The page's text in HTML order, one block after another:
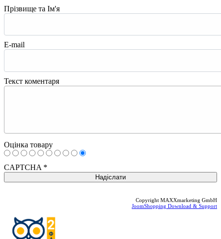
Прізвище та Ім'я
E-mail
Текст коментаря
Оцінка товару
CAPTCHA *
Copyright MAXXmarketing GmbH
JoomShopping Download & Support